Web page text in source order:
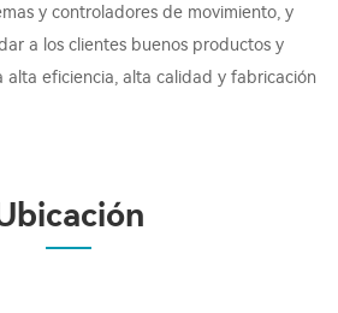
y controladores de movimiento, y
a los clientes buenos productos y
alta eficiencia, alta calidad y fabricación